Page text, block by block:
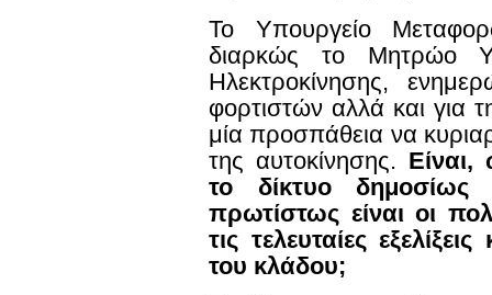
Το Υπουργείο
διαρκώς το Μητρώο
Ηλεκτροκίνησης,
φορτιστών αλλά και για
μία προσπάθεια να
της αυτοκίνησης.
το δίκτυο δημοσίως
πρωτίστως είναι οι
τις τελευταίες
του κλάδου;